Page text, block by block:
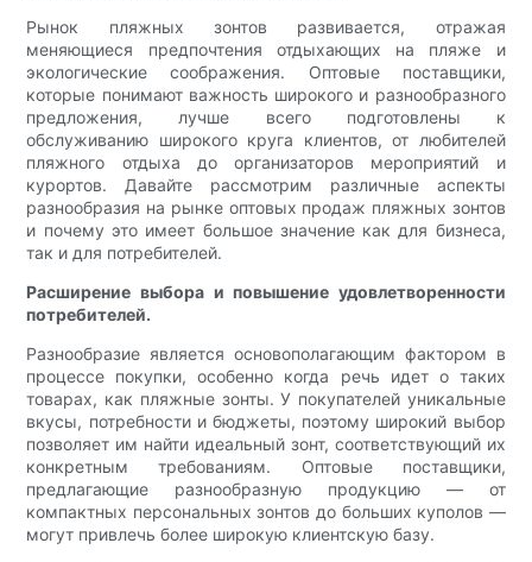
Рынок пляжных зонтов развивается, отражая
меняющиеся предпочтения отдыхающих на пляже и
экологические соображения. Оптовые поставщики,
которые понимают важность широкого и разнообразного
предложения, лучше всего подготовлены к
обслуживанию широкого круга клиентов, от любителей
пляжного отдыха до организаторов мероприятий и
курортов. Давайте рассмотрим различные аспекты
разнообразия на рынке оптовых продаж пляжных зонтов
и почему это имеет большое значение как для бизнеса,
так и для потребителей.
Расширение выбора и повышение удовлетворенности
потребителей.
Разнообразие является основополагающим фактором в
процессе покупки, особенно когда речь идет о таких
товарах, как пляжные зонты. У покупателей уникальные
вкусы, потребности и бюджеты, поэтому широкий выбор
позволяет им найти идеальный зонт, соответствующий их
конкретным требованиям. Оптовые поставщики,
предлагающие разнообразную продукцию — от
компактных персональных зонтов до больших куполов —
могут привлечь более широкую клиентскую базу.